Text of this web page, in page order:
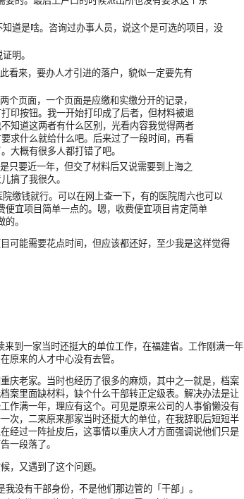
道是啥。咨询过办事人员，说这个是可选的项目，没
明。
看来，要办人才引进的落户，貌似一定要先有
个页面，一个页面是应缴和实缴分开的记录，
印按钮。我一开始打印成了后者，但材料被退
知道这两者有什么区别，光看内容我觉得两者
求什么就给什么吧。后来过了一段时间，再看
大概有很多人都打错了吧。
只要近一年，但交了材料后又说需要到上海之
搞了我很久。
缴钱就行。可以在网上查一下，有的医院周六也可以
便宜项目简单一点的。嗯，收费便宜项目肯定简单
。
可能需要花点时间，但应该都还好，至少我是这样觉得
到一家当时还挺大的单位工作，在福建省。工作刚满一年
原来的人才中心没有去管。
庆老家。当时也经历了很多的麻烦，其中之一就是，档案
案里面缺材料，缺个什么干部转正定级表。解决办法是让
作满一年，理应有这个。可见是原来公司的人事偷懒没有
次，二来原来那家当时还挺大的单位，在我辞职后短短半
经过一阵扯皮后，这事情以重庆人才方面强调说他们只是
一段落了。
，又遇到了这个问题。
没有干部身份，不是他们那边管的「干部」。